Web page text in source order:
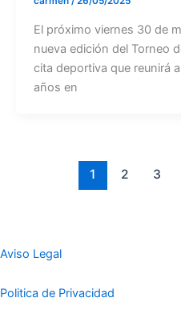
El próximo viernes 30 de
nueva edición del Torneo
cita deportiva que reunirá
años en
1 2 3
Aviso Legal
Politica de Privacidad